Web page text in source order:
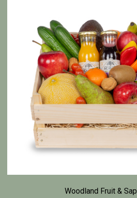
Woodland Fruit & Sap